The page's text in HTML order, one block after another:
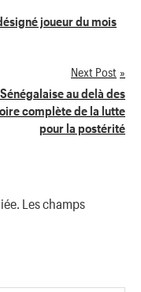
joueur du mois
Next Post
au delà des
complète de la lutte
pour la postérité
Les champs